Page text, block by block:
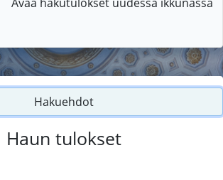
Hakuehdot
Haun tulokset